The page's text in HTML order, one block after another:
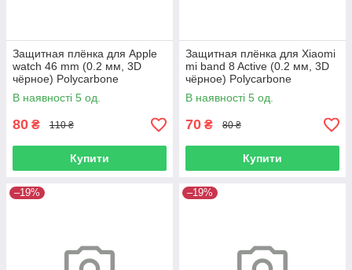
Защитная плёнка для Apple
watch 46 mm (0.2 мм, 3D
чёрное) Polycarbone
В наявності 5 од.
80 ₴ 110 ₴
Купити
Защитная плёнка для Xiaomi
mi band 8 Active (0.2 мм, 3D
чёрное) Polycarbone
В наявності 5 од.
70 ₴ 80 ₴
Купити
–19% –19%